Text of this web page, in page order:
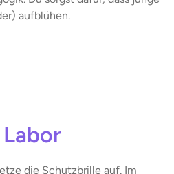
aufblühen.
die Schutzbrille auf. Im